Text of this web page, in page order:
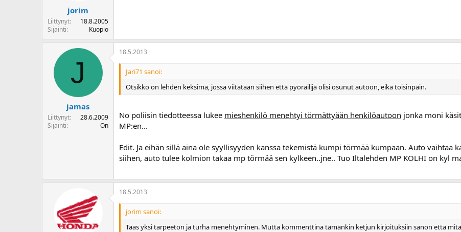
jorim
Liittynyt
18.8.2005
Sijainti
Kuopio
J
jamas
Liittynyt
28.6.2009
Sijainti
On
18.5.2013
Jari71 sanoi:
Otsikko on lehden keksimä, jossa viitataan siihen että pyöräilijä olisi osunut autoon, eikä toisinpäin.
No poliisin tiedotteessa lukee mieshenkilö menehtyi törmättyään henkilöautoon jonka moni
MP:en...
Edit. Ja eihän sillä aina ole syyllisyyden kanssa tekemistä kumpi törmää kumpaan. Auto vaihtaa
siihen, auto tulee kolmion takaa mp törmää sen kylkeen..jne.. Tuo Iltalehden MP KOLHI on kyl
18.5.2013
jorim sanoi:
Taas yksi tarpeeton ja turha menehtyminen. Mutta kommenttina tämänkin ketjun kirjoituksiin sanon että